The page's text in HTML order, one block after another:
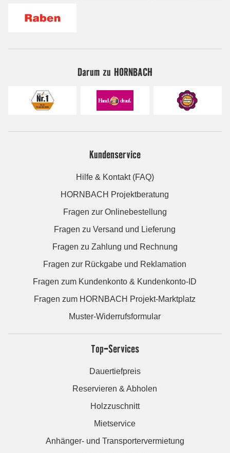
Darum zu HORNBACH
Kundenservice
Hilfe & Kontakt (FAQ)
HORNBACH Projektberatung
Fragen zur Onlinebestellung
Fragen zu Versand und Lieferung
Fragen zu Zahlung und Rechnung
Fragen zur Rückgabe und Reklamation
Fragen zum Kundenkonto & Kundenkonto-ID
Fragen zum HORNBACH Projekt-Marktplatz
Muster-Widerrufsformular
Top-Services
Dauertiefpreis
Reservieren & Abholen
Holzzuschnitt
Mietservice
Anhänger- und Transportervermietung